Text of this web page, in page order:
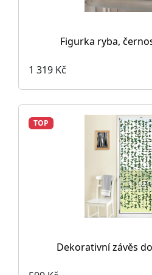
Figurka ryba,
1 319 Kč
TOP
Dekorativní závěs